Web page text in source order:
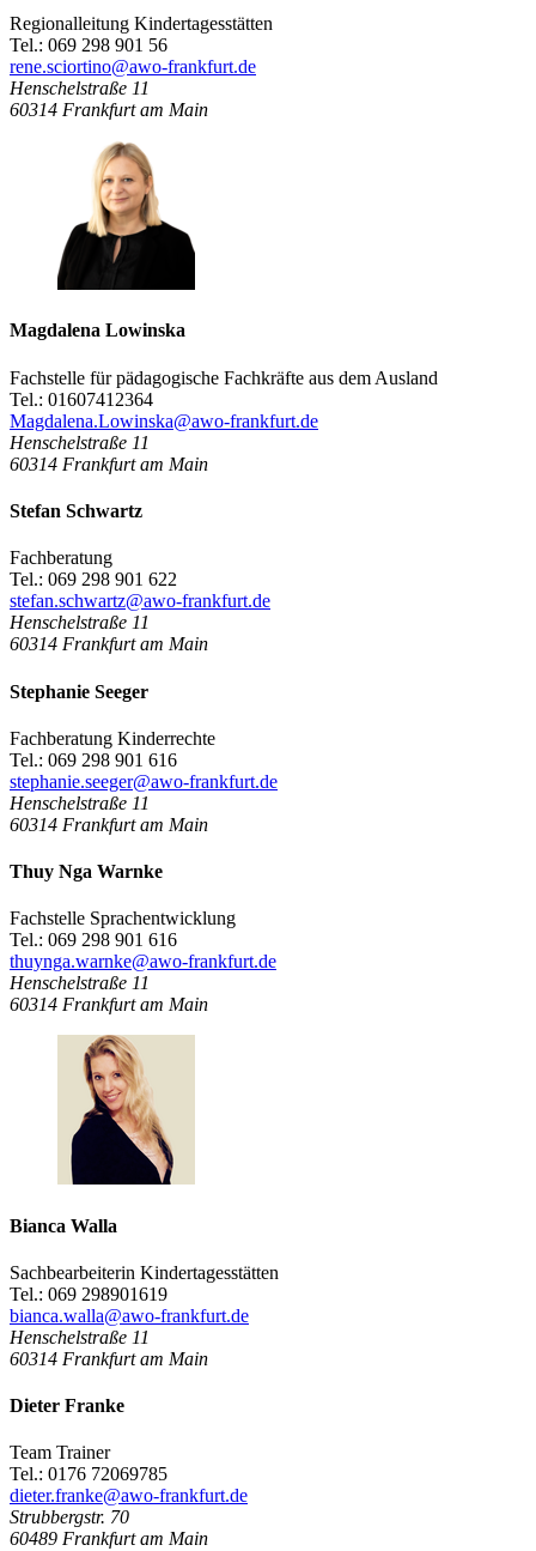
Regionalleitung Kindertagesstätten
Tel.: 069 298 901 56
rene.sciortino@awo-frankfurt.de
Henschelstraße 11
60314 Frankfurt am Main
Magdalena Lowinska
Fachstelle für pädagogische Fachkräfte aus dem Ausland
Tel.: 01607412364
Magdalena.Lowinska@awo-frankfurt.de
Henschelstraße 11
60314 Frankfurt am Main
Stefan Schwartz
Fachberatung
Tel.: 069 298 901 622
stefan.schwartz@awo-frankfurt.de
Henschelstraße 11
60314 Frankfurt am Main
Stephanie Seeger
Fachberatung Kinderrechte
Tel.: 069 298 901 616
stephanie.seeger@awo-frankfurt.de
Henschelstraße 11
60314 Frankfurt am Main
Thuy Nga Warnke
Fachstelle Sprachentwicklung
Tel.: 069 298 901 616
thuynga.warnke@awo-frankfurt.de
Henschelstraße 11
60314 Frankfurt am Main
Bianca Walla
Sachbearbeiterin Kindertagesstätten
Tel.: 069 298901619
bianca.walla@awo-frankfurt.de
Henschelstraße 11
60314 Frankfurt am Main
Dieter Franke
Team Trainer
Tel.: 0176 72069785
dieter.franke@awo-frankfurt.de
Strubbergstr. 70
60489 Frankfurt am Main